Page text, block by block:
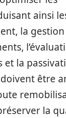
ainsi
la
et la
être
la